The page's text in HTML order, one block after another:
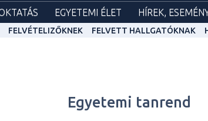
EGYETEMI ÉLET HÍREK,
FELVÉTELIZŐKNEK FELVETT HALLGATÓKNAK
Egyetemi tanrend